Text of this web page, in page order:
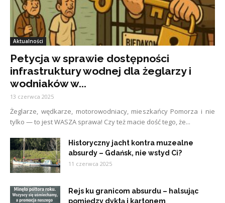
Aktualności
Petycja w sprawie dostępności
infrastruktury wodnej dla żeglarzy i
wodniaków w...
13 czerwca 2025
Żeglarze, wędkarze, motorowodniacy, mieszkańcy Pomorza i nie
tylko — to jest WASZA sprawa! Czy też macie dość tego, że...
Historyczny jacht kontra muzealne
absurdy – Gdańsk, nie wstyd Ci?
11 czerwca 2025
Rejs ku granicom absurdu – halsując
pomiędzy dyktą i kartonem